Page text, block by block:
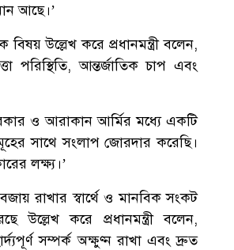
আছে।’
উল্লেখ করে প্রধানমন্ত্রী বলেন,
পরিস্থিতি, আন্তর্জাতিক চাপ এবং
ও আরাকান আর্মির মধ্যে একটি
সাথে সংলাপ জোরদার করেছি।
লক্ষ্য।’
রাখার স্বার্থে ও মানবিক সংকট
উল্লেখ করে প্রধানমন্ত্রী বলেন,
সম্পর্ক অক্ষুণ্ন রাখা এবং দ্রুত